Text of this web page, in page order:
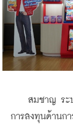
สมชาญ ระบุว่
การลงทุนด้านก